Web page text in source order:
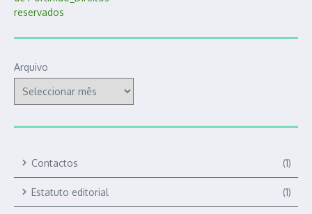
Arquivo
Contactos (1)
Estatuto editorial (1)